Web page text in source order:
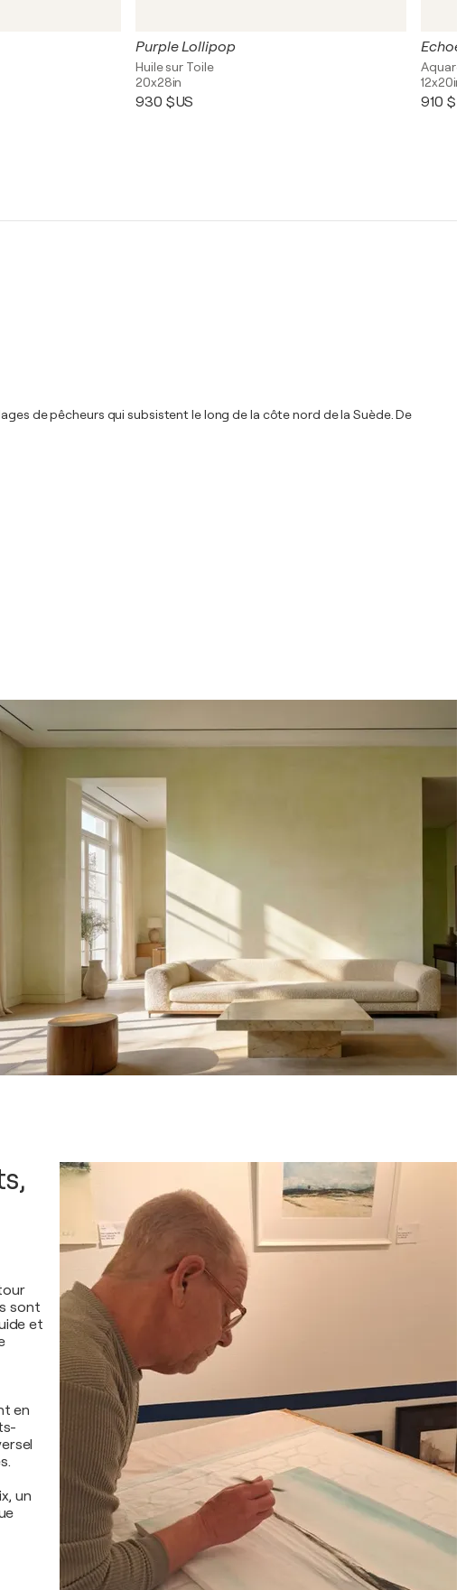
Purple Lollipop
Huile sur Toile
20x28in
930 $US
Echoes
12x20in
910 $US
de pêcheurs qui subsistent le long de la côte nord de la Suède. De
sont
et
en
un